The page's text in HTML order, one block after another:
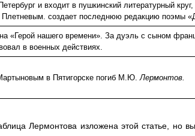
и входит в пушкинский литературный
создает последнюю редакцию поэмы
«Герой нашего времени». За дуэль с сыном
в военных действиях.
в Пятигорске погиб М.Ю.Лермонтов.
Лермонтова изложена этой статье, но